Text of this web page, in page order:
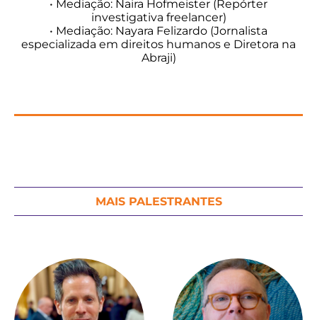
• Mediação: Naira Hofmeister (Repórter
investigativa freelancer)
• Mediação: Nayara Felizardo (Jornalista
especializada em direitos humanos e Diretora na
Abraji)
MAIS PALESTRANTES